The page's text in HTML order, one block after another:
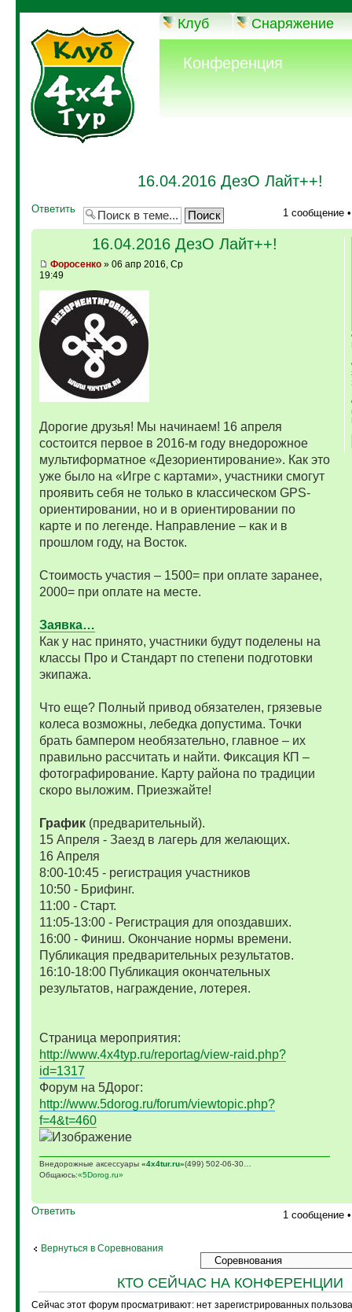
Клуб Снаряжение
Конференция
16.04.2016 ДезО Лайт++!
Ответить 1 сообщение
16.04.2016 ДезО Лайт++!
Фopoceнкo» 06 апр 2016, Ср
19:49
Дорогие друзья! Мы начинаем! 16 апреля
состоится первое в 2016-м году внедорожное
мультиформатное «Дезориентирование». Как это
уже было на «Игре с картами», участники смогут
проявить себя не только в классическом GPS-
ориентировании, но и в ориентировании по
карте и по легенде. Направление – как и в
прошлом году, на Восток.
Стоимость участия – 1500= при оплате заранее,
2000= при оплате на месте.
Заявка…
Как у нас принято, участники будут поделены на
классы Про и Стандарт по степени подготовки
экипажа.
Что еще? Полный привод обязателен, грязевые
колеса возможны, лебедка допустима. Точки
брать бампером необязательно, главное – их
правильно рассчитать и найти. Фиксация КП –
фотографирование. Карту района по традиции
скоро выложим. Приезжайте!
График(предварительный).
15 Апреля - Заезд в лагерь для желающих.
16 Апреля
8:00-10:45 - регистрация участников
10:50 - Брифинг.
11:00 - Старт.
11:05-13:00 - Регистрация для опоздавших.
16:00 - Финиш. Окончание нормы времени.
Публикация предварительных результатов.
16:10-18:00 Публикация окончательных
результатов, награждение, лотерея.
Страница мероприятия:
http://www.4x4typ.ru/reportag/view-raid.php?
id=1317
Форум на 5Дорог:
http://www.5dorog.ru/forum/viewtopic.php?
f=4&t=460
Внедорожные аксессуары «4х4tur.ru»(499) 502-06-30…
Общаюсь:«5Dorog.ru»
Ответить 1 сообщение
Вернуться в Соревнования
КТО СЕЙЧАС НА КОНФЕРЕНЦИИ
Сейчас этот форум просматривают: нет зарегистрированных